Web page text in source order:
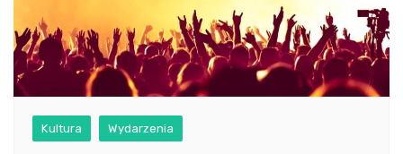
Kultura Wydarzenia